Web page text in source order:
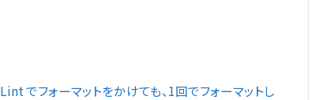
でフォーマットをかけても、1回でフォーマットし